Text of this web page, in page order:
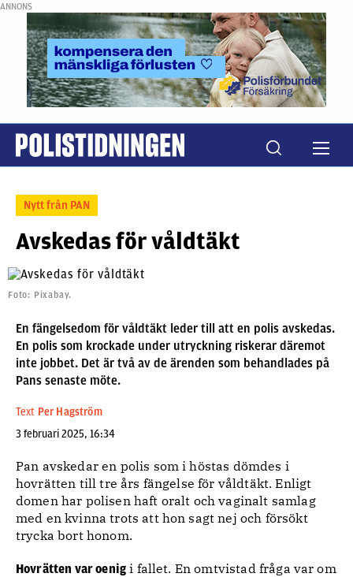
ANNONS
Nytt från PAN
Avskedas för våldtäkt
Foto: Pixabay.
En fängelsedom för våldtäkt leder till att en polis avskedas.
En polis som krockade under utryckning riskerar däremot
inte jobbet. Det är två av de ärenden som behandlades på
Pans senaste möte.
Text Per Hagström
3 februari 2025, 16:34
Pan avskedar en polis som i höstas dömdes i
hovrätten till tre års fängelse för våldtäkt. Enligt
domen har polisen haft oralt och vaginalt samlag
med en kvinna trots att hon sagt nej och försökt
trycka bort honom.
Hovrätten var oenig i fallet. En omtvistad fråga var om